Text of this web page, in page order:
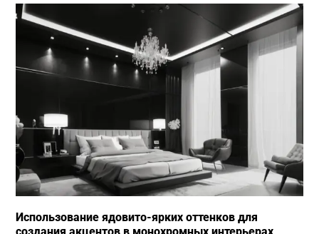
Использование ядовито-ярких оттенков для